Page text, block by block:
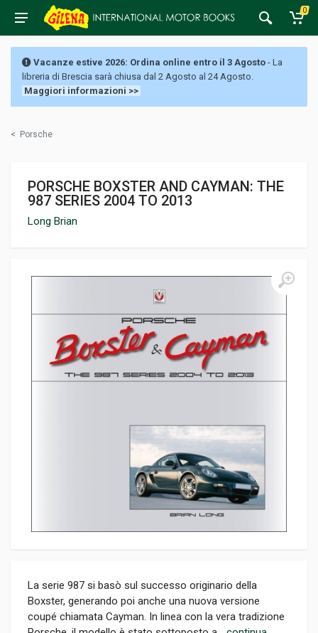
0
Vacanze estive 2026: Ordina online entro il 3 Agosto - La
libreria di Brescia sarà chiusa dal 2 Agosto al 24 Agosto.
Maggiori informazioni >>
< Porsche
PORSCHE BOXSTER AND CAYMAN: THE
987 SERIES 2004 TO 2013
Long Brian
La serie 987 si basò sul successo originario della
Boxster, generando poi anche una nuova versione
coupé chiamata Cayman. In linea con la vera tradizione